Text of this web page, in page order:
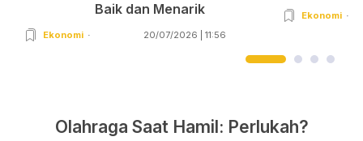
Baik dan Menarik
Ekonomi 20/07/2026 | 11:56
Ekonomi
Olahraga Saat Hamil: Perlukah?